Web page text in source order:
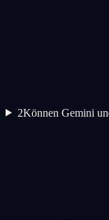
2Können Gemini